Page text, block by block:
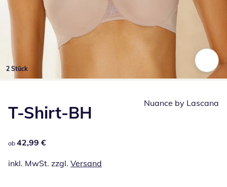
2 Stück
T-Shirt-BH
42,99 €
ab 42,99 €
inkl. MwSt. zzgl. Versand
Nuance by Lascana